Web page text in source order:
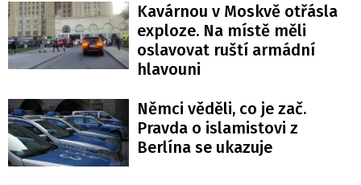
Kavárnou v Moskvě otřásla
exploze. Na místě měli
oslavovat ruští armádní
hlavouni
Němci věděli, co je zač.
Pravda o islamistovi z
Berlína se ukazuje